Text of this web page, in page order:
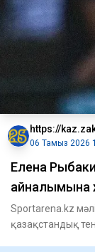
https://
06 Тамыз 2026
Елена
айналымына
Sportarena.kz
қазақстандық